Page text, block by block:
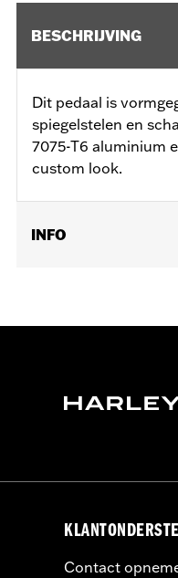
BESCHRIJVING
Dit pedaal is
spiegelstelen en
7075-T6 aluminium
custom look.
INFO
Collectie:Edge Cut
In de doos:Voor- en
Contact